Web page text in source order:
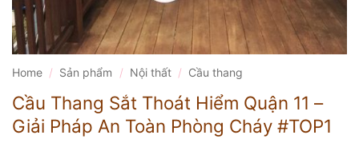
Home / Sản phẩm / Nội thất / Cầu thang
Cầu Thang Sắt Thoát Hiểm Quận 11 –
Giải Pháp An Toàn Phòng Cháy #TOP1